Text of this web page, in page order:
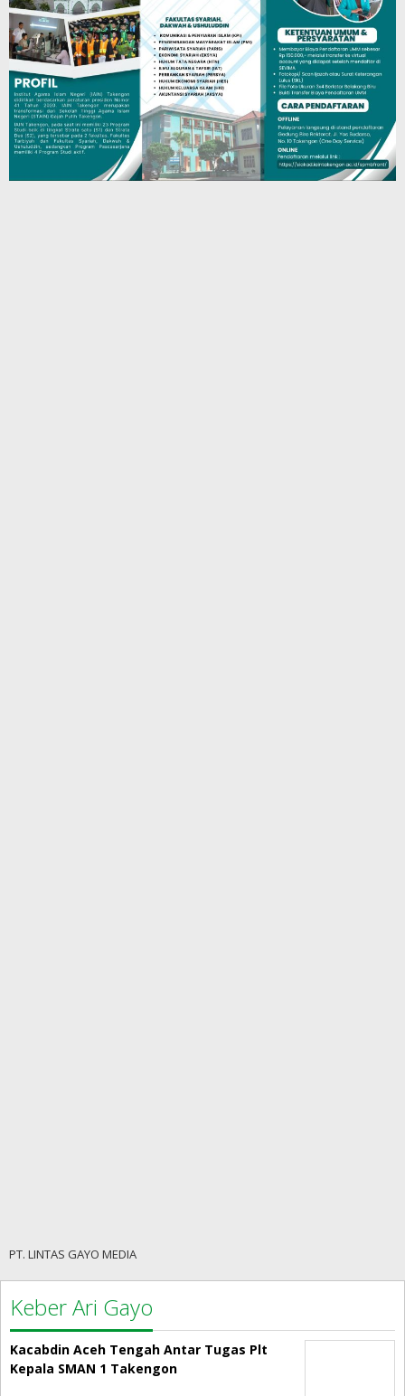
PT. LINTAS GAYO MEDIA
Keber Ari Gayo
Kacabdin Aceh Tengah Antar Tugas Plt
Kepala SMAN 1 Takengon